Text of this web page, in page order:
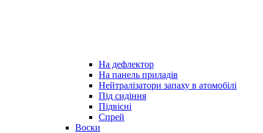
На дефлектор
На панель приладів
Нейтралізатори запаху в атомобілі
Під сидіння
Підвісні
Спрей
Воски